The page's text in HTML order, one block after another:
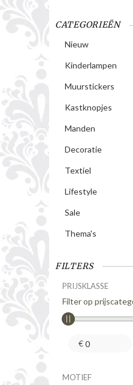
CATEGORIEËN
Nieuw
Kinderlampen
Muurstickers
Kastknopjes
Manden
Decoratie
Textiel
Lifestyle
Sale
Thema's
FILTERS
PRIJSKLASSE
Filter op
€
MOTIEF